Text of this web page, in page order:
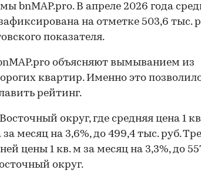
bnMAP.pro. В апреле 2026 года
на отметке 503,6 тыс.
показателя.
объясняют вымыванием из
квартир. Именно это
рейтинг.
округ, где средняя цена 1
месяц на 3,6%, до 499,4 тыс. руб.
цены 1 кв. м за месяц на 3,3%, до
округ.